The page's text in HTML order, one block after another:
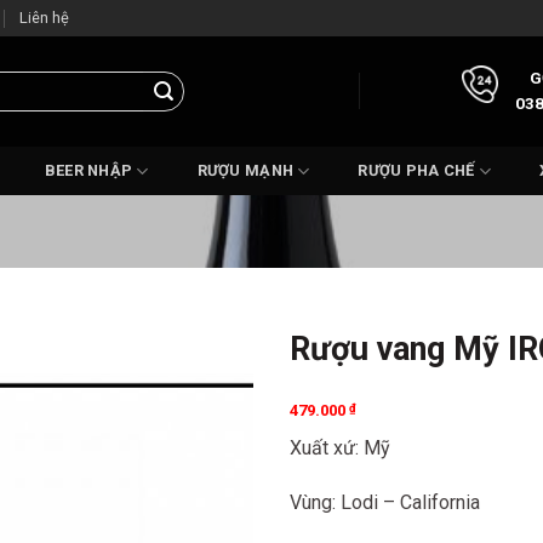
Liên hệ
BEER NHẬP RƯỢU MẠNH RƯỢU PHA CHẾ
Rượu vang Mỹ
479.000 ₫
Xuất xứ: Mỹ
Vùng: Lodi – California